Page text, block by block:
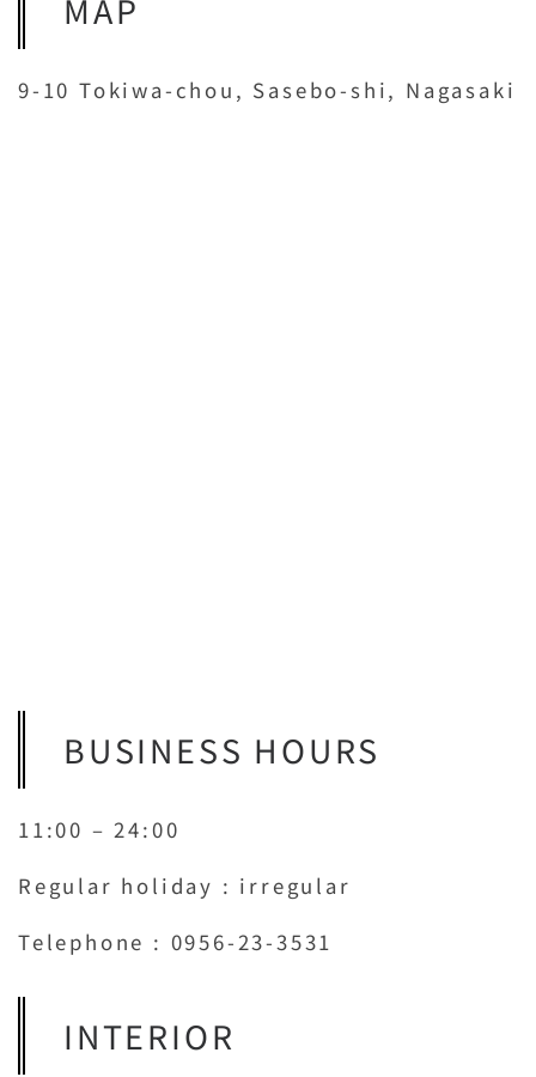
MAP
9-10 Tokiwa-chou, Sasebo-shi, Nagasaki
BUSINESS HOURS
11:00 – 24:00
Regular holiday : irregular
Telephone : 0956-23-3531
INTERIOR